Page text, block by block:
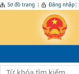
Sơ đồ trang Đăng nhập